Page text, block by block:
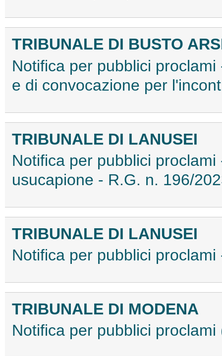
TRIBUNALE DI BUSTO
Notifica per pubblici
e di convocazione per
TRIBUNALE DI LANUSEI
Notifica per pubblici
usucapione - R.G. n. 196/
TRIBUNALE DI LANUSEI
Notifica per pubblici
TRIBUNALE DI MODENA
Notifica per pubblici